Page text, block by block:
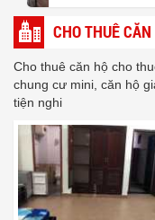
CHO THUÊ
Cho thuê căn hộ cho
chung cư mini, căn hộ
tiện nghi